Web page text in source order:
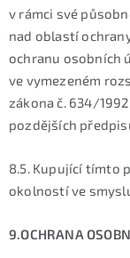
v rámci své
nad oblastí
ochranu osobních
ve vymezeném
zákona č. 634/
pozdějších
8.5. Kupující tímto
okolností ve
9.OCHRANA